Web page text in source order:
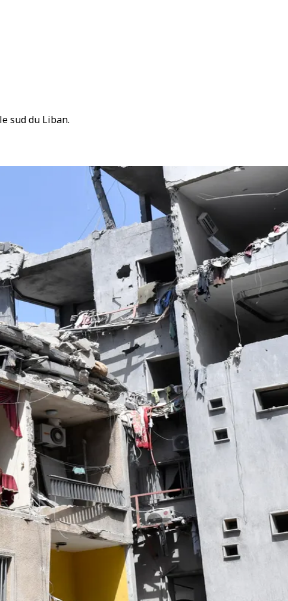
sud du Liban.